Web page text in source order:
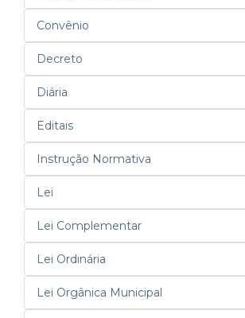
Convênio
Decreto
Diária
Editais
Instrução Normativa
Lei
Lei Complementar
Lei Ordinária
Lei Orgânica Municipal